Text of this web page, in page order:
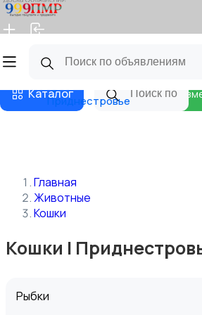
Главная
Каталог
Приднестровье
Главная
Животные
Кошки
Кошки |
Рыбки